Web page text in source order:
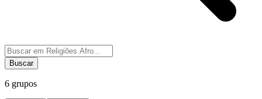
Buscar
6 grupos